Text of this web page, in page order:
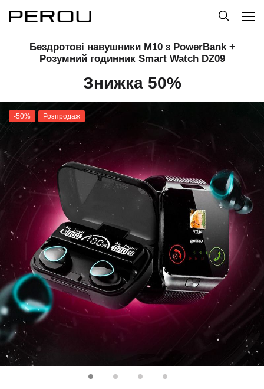
Бездротові навушники M10 з PowerBank +
Розумний годинник Smart Watch DZ09
Знижка 50%
-50% Розпродаж